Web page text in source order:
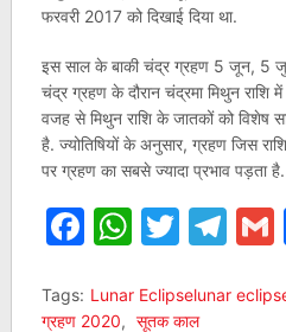
फरवरी 2017 को दिखाई दिया था.
इस साल के बाकी चंद्र ग्रहण 5 जून, 5
चंद्र ग्रहण के दौरान चंद्रमा मिथुन राशि
वजह से मिथुन राशि के जातकों को विशेष
है. ज्योतिषियों के अनुसार, ग्रहण जिस
पर ग्रहण का सबसे ज्यादा प्रभाव पड़ता है.
Facebook
Tags: Lunar Eclipselunar
ग्रहण 2020, सूतक काल